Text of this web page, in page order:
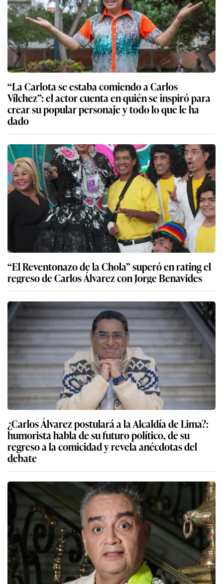
“La Carlota se estaba comiendo a Carlos
Vílchez”: el actor cuenta en quién se inspiró para
crear su popular personaje y todo lo que le ha
dado
“El Reventonazo de la Chola” superó en rating el
regreso de Carlos Álvarez con Jorge Benavides
¿Carlos Álvarez postulará a la Alcaldía de Lima?:
humorista habla de su futuro político, de su
regreso a la comicidad y revela anécdotas del
debate